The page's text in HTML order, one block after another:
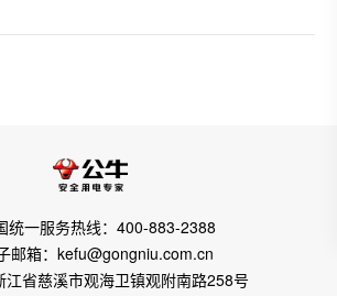
统一服务热线：400-883-2388
邮箱：kefu@gongniu.com.cn
江省慈溪市观海卫镇观附南路258号